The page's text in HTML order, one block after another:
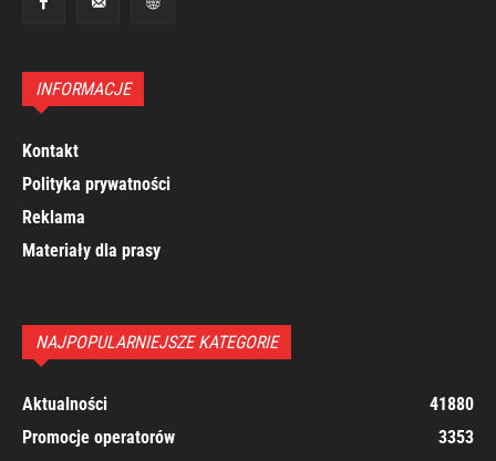
INFORMACJE
Kontakt
Polityka prywatności
Reklama
Materiały dla prasy
NAJPOPULARNIEJSZE KATEGORIE
Aktualności
41880
Promocje operatorów
3353